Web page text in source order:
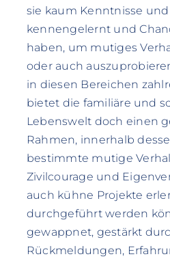
sie kaum Kenntnisse
kennengelernt und
haben, um mutiges
oder auch
in diesen Bereichen
bietet die familiäre und
Lebenswelt doch einen
Rahmen, innerhalb
bestimmte mutige
Zivilcourage und
auch kühne Projekte
durchgeführt werden
gewappnet, gestärkt
Rückmeldungen,